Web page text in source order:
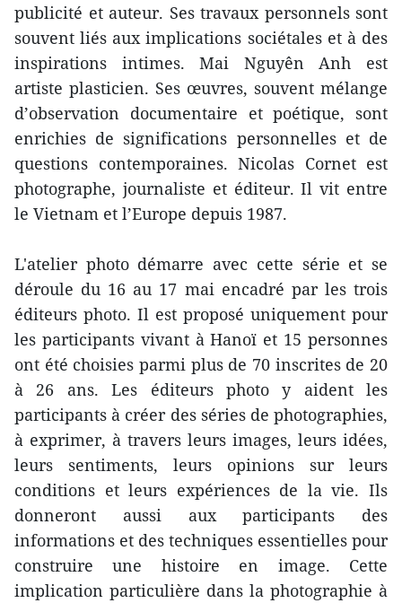
publicité et auteur. Ses travaux personnels sont
souvent liés aux implications sociétales et à des
inspirations intimes. Mai Nguyên Anh est
artiste plasticien. Ses œuvres, souvent mélange
d’observation documentaire et poétique, sont
enrichies de significations personnelles et de
questions contemporaines. Nicolas Cornet est
photographe, journaliste et éditeur. Il vit entre
le Vietnam et l’Europe depuis 1987.
L'atelier photo démarre avec cette série et se
déroule du 16 au 17 mai encadré par les trois
éditeurs photo. Il est proposé uniquement pour
les participants vivant à Hanoï et 15 personnes
ont été choisies parmi plus de 70 inscrites de 20
à 26 ans. Les éditeurs photo y aident les
participants à créer des séries de photographies,
à exprimer, à travers leurs images, leurs idées,
leurs sentiments, leurs opinions sur leurs
conditions et leurs expériences de la vie. Ils
donneront aussi aux participants des
informations et des techniques essentielles pour
construire une histoire en image. Cette
implication particulière dans la photographie à